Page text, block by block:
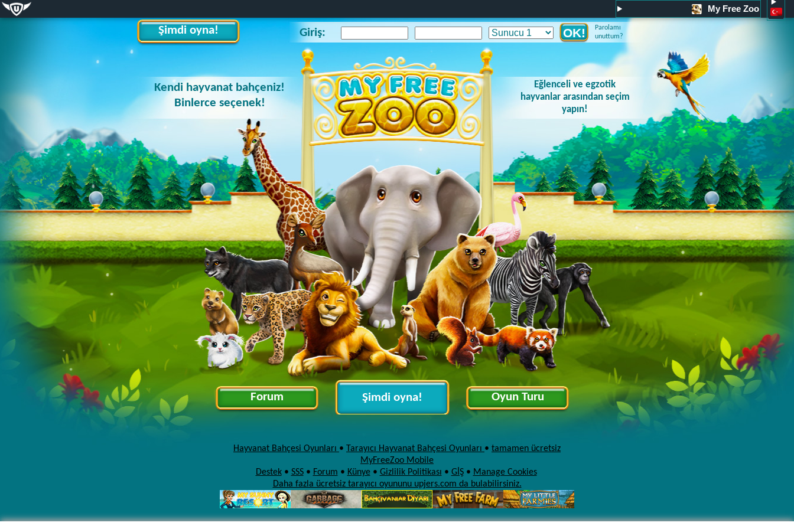
My Free Zoo
Kendi hayvanat bahçeniz!
Binlerce seçenek!
Eğlenceli ve egzotik
hayvanlar arasından seçim
yapın!
Şimdi oyna! Giriş:
Parolamı
unuttum?
Şimdi oyna!
Forum Oyun Turu
Hayvanat Bahçesi Oyunları • Tarayıcı Hayvanat Bahçesi Oyunları • tamamen ücretsiz
MyFreeZoo Mobile
Destek• SSS• Forum • Künye• Gizlilik Politikası • GİŞ• Manage Cookies
Daha fazla ücretsiz tarayıcı oyununu upjers.com da bulabilirsiniz.